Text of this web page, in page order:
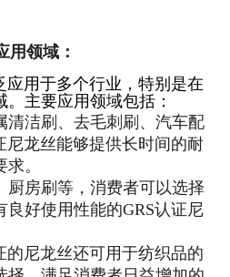
用领域：
应用于多个行业，特别是在
主要应用领域包括：
清洁刷、去毛刺刷、汽车配
尼龙丝能够提供长时间的耐
。
厨房刷等，消费者可以选择
好使用性能的GRS认证尼
的尼龙丝还可用于纺织品的